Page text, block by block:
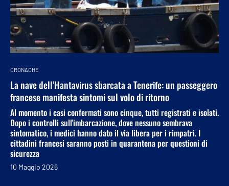
CRONACHE
La nave dell’Hantavirus sbarcata a Tenerife: un passeggero
francese manifesta sintomi sul volo di ritorno
Al momento i casi confermati sono cinque, tutti registrati e isolati.
Dopo i controlli sull'imbarcazione, dove nessuno sembrava
sintomatico, i medici hanno dato il via libera per i rimpatri. I
cittadini francesi saranno posti in quarantena per questioni di
sicurezza
10 Maggio 2026